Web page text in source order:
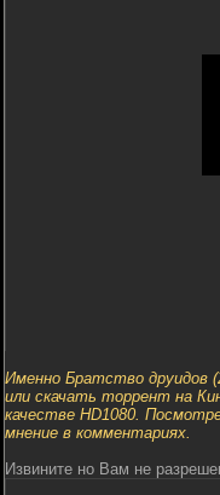
Именно Братство друидов
или скачать торрент на
качестве HD1080.
мнение в комментариях.
Извините но Вам не